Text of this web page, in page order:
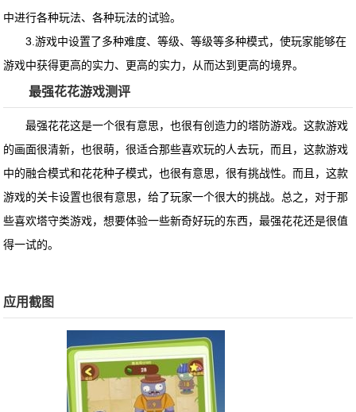
中进行各种玩法、各种玩法的试验。
3.游戏中设置了多种难度、等级、等级等多种模式，使玩家能够在
游戏中获得更高的实力、更高的实力，从而达到更高的境界。
最强花花游戏测评
最强花花这是一个很有意思，也很有创造力的塔防游戏。这款游戏
的画面很清新，也很萌，很适合那些喜欢玩的人去玩，而且，这款游戏
中的融合模式和花花种子模式，也很有意思，很有挑战性。而且，这款
游戏的关卡设置也很有意思，给了玩家一个很大的挑战。总之，对于那
些喜欢塔守类游戏，想要体验一些新奇好玩的东西，最强花花还是很值
得一试的。
应用截图